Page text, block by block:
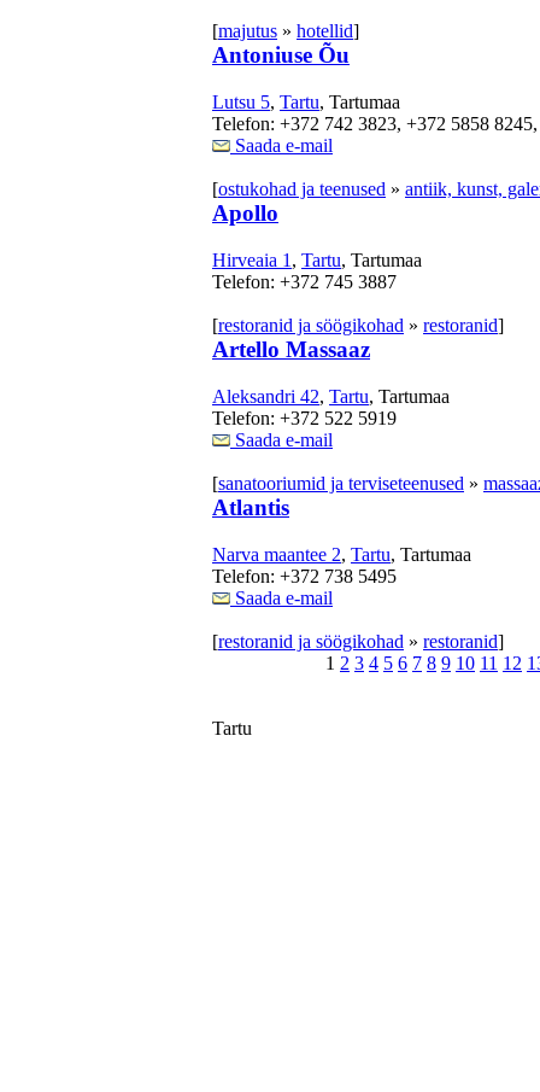
[majutus » hotellid]
Antoniuse Õu
Lutsu 5, Tartu, Tartumaa
Telefon: +372 742 3823, +372 5858
Saada e-mail
[ostukohad ja teenused » antiik, kunst,
Apollo
Hirveaia 1 , Tartu, Tartumaa
Telefon: +372 745 3887
[restoranid ja söögikohad » restoranid]
Artello Massaaz
Aleksandri 42, Tartu, Tartumaa
Telefon: +372 522 5919
Saada e-mail
[sanatooriumid ja terviseteenused »
Atlantis
Narva maantee 2, Tartu, Tartumaa
Telefon: +372 738 5495
Saada e-mail
[restoranid ja söögikohad » restoranid]
1 2 3 4 5 6 7 8 9 10 11 12
Tartu